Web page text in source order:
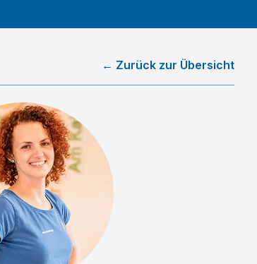
← Zurück zur Übersicht